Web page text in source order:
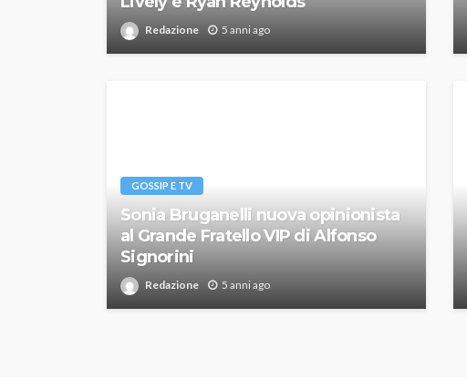
Redazione 5 anni ago
GOSSIP E TV
Sonia Bruganelli nuova opinionista
al Grande Fratello VIP di Alfonso
Signorini
Redazione 5 anni ago